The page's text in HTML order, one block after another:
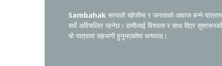
Sambahak सत्यको खोजीमा र जनताको आवाज बन्ने
सधैं अविचलित रहनेछ। हामीलाई विश्वास र साथ दिएर सुशासनको
यो यात्रामा सहभागी हुनुभएकोमा धन्यवाद।